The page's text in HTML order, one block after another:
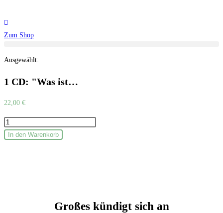
Inhalt
springen
Zum Shop
Ausgewählt:
1 CD: "Was ist…
22,00 €
1
CD:In den Warenkorb
Großes kündigt sich an